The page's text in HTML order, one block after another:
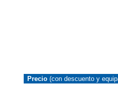
Precio (con descuento y